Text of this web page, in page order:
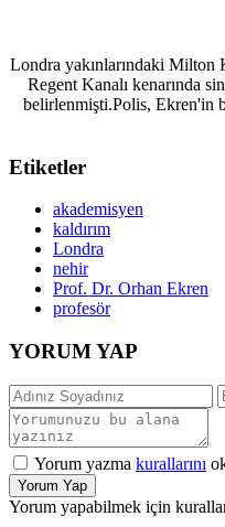
Londra yakınlarındaki Milton
Regent Kanalı kenarında
belirlenmişti.Polis, Ekren'in
Etiketler
akademisyen
kaldırım
Londra
nehir
Prof. Dr. Orhan Ekren
profesör
YORUM YAP
Yorum yazma kurallarını
Yorum Yap
Yorum yapabilmek için